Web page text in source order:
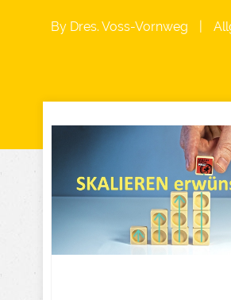
By Dres. Voss-Vornweg